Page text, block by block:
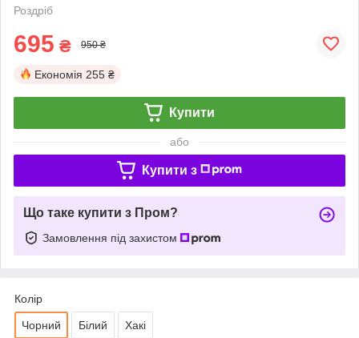
Роздріб
695 ₴ 950 ₴
Економія 255 ₴
Купити
або
Купити з
Що таке купити з Пром?
Замовлення під захистом
Колір
Чорний Білий Хакі